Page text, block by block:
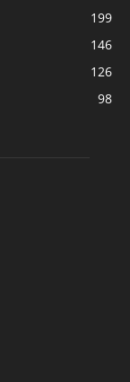
199
146
126
98